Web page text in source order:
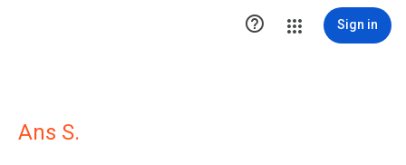
 Sign in
Ans S.